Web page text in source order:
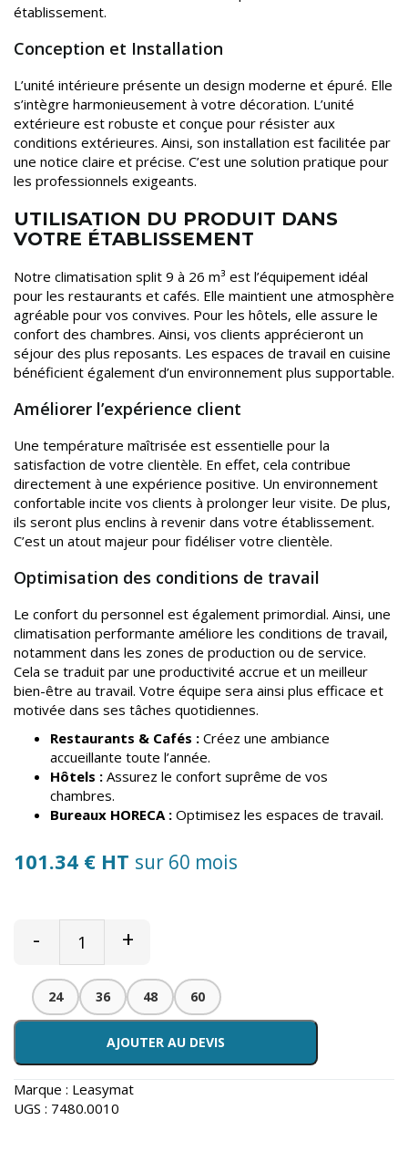
établissement.
Conception et Installation
L’unité intérieure présente un design moderne et épuré. Elle
s’intègre harmonieusement à votre décoration. L’unité
extérieure est robuste et conçue pour résister aux
conditions extérieures. Ainsi, son installation est facilitée par
une notice claire et précise. C’est une solution pratique pour
les professionnels exigeants.
UTILISATION DU PRODUIT DANS
VOTRE ÉTABLISSEMENT
Notre climatisation split 9 à 26 m³ est l’équipement idéal
pour les restaurants et cafés. Elle maintient une atmosphère
agréable pour vos convives. Pour les hôtels, elle assure le
confort des chambres. Ainsi, vos clients apprécieront un
séjour des plus reposants. Les espaces de travail en cuisine
bénéficient également d’un environnement plus supportable.
Améliorer l’expérience client
Une température maîtrisée est essentielle pour la
satisfaction de votre clientèle. En effet, cela contribue
directement à une expérience positive. Un environnement
confortable incite vos clients à prolonger leur visite. De plus,
ils seront plus enclins à revenir dans votre établissement.
C’est un atout majeur pour fidéliser votre clientèle.
Optimisation des conditions de travail
Le confort du personnel est également primordial. Ainsi, une
climatisation performante améliore les conditions de travail,
notamment dans les zones de production ou de service.
Cela se traduit par une productivité accrue et un meilleur
bien-être au travail. Votre équipe sera ainsi plus efficace et
motivée dans ses tâches quotidiennes.
Restaurants & Cafés : Créez une ambiance
accueillante toute l’année.
Hôtels : Assurez le confort suprême de vos
chambres.
Bureaux HORECA : Optimisez les espaces de travail.
101.34 € HT sur 60 mois
- +
24 36 48 60
AJOUTER AU DEVIS
Marque : Leasymat
UGS : 7480.0010